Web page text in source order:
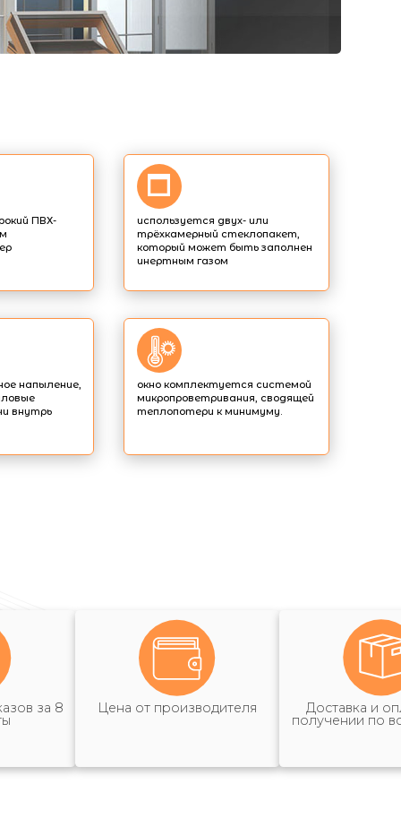
ПВХ-
используется двух- или
трёхкамерный стеклопакет,
который может быть заполнен
инертным газом
напыление,
внутрь
окно комплектуется системой
микропроветривания, сводящей
теплопотери к минимуму.
за 8 Цена от производителя Доставка и
получении по